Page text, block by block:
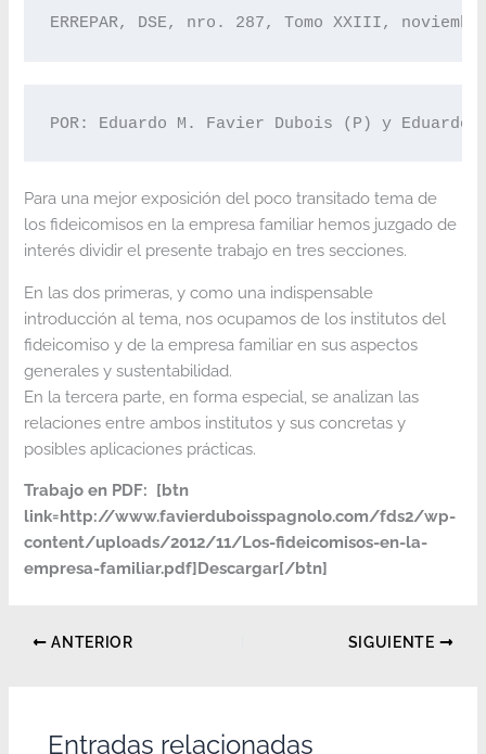
ERREPAR, DSE, nro. 287, Tomo XXIII,
POR: Eduardo M. Favier Dubois (P) y
Para una mejor exposición del poco transitado tema de
los fideicomisos en la empresa familiar hemos juzgado de
interés dividir el presente trabajo en tres secciones.
En las dos primeras, y como una indispensable
introducción al tema, nos ocupamos de los institutos del
fideicomiso y de la empresa familiar en sus aspectos
generales y sustentabilidad.
En la tercera parte, en forma especial, se analizan las
relaciones entre ambos institutos y sus concretas y
posibles aplicaciones prácticas.
Trabajo en PDF: [btn
link=http://www.favierduboisspagnolo.com/fds2/wp-
content/uploads/2012/11/Los-fideicomisos-en-la-
empresa-familiar.pdf]Descargar[/btn]
ANTERIOR SIGUIENTE
Entradas relacionadas